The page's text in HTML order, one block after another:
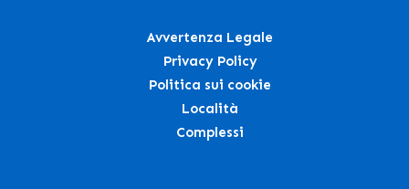
Avvertenza Legale
Privacy Policy
Politica sui cookie
Località
Complessi